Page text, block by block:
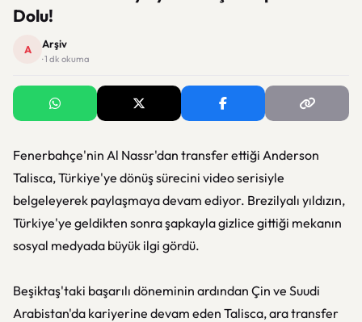
Dolu!
A Arşiv
· 1 dk okuma
Fenerbahçe'nin Al Nassr'dan transfer ettiği Anderson
Talisca, Türkiye'ye dönüş sürecini video serisiyle
belgeleyerek paylaşmaya devam ediyor. Brezilyalı yıldızın,
Türkiye'ye geldikten sonra şapkayla gizlice gittiği mekanın
sosyal medyada büyük ilgi gördü.
Beşiktaş'taki başarılı döneminin ardından Çin ve Suudi
Arabistan'da kariyerine devam eden Talisca, ara transfer